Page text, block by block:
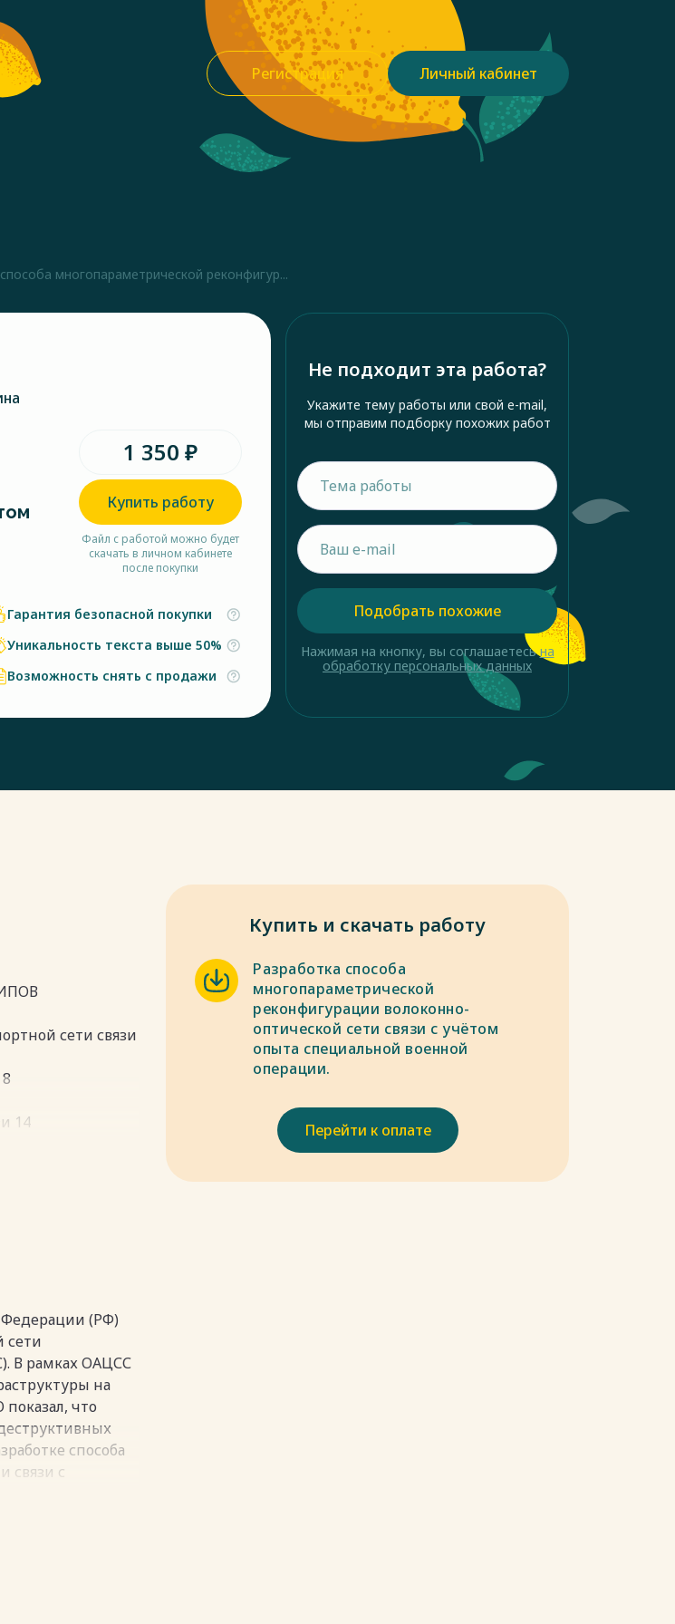
Регистрация Личный кабинет
многопараметрической реконфигур...
1 350 ₽
Купить работу
Файл с работой можно будет
скачать в личном кабинете
после покупки
Гарантия безопасной покупки
Уникальность текста выше 50%
Возможность снять с продажи
Не подходит эта работа?
Укажите тему работы или свой e-mail,
мы отправим подборку похожих работ
Подобрать похожие
Нажимая на кнопку, вы соглашаетесьна
обработку персональных данных
сети связи
14
ПАРАМЕТРОВ
Федерации (РФ)
сети
В рамках ОАЦСС
на
что
способа
связи с
Купить и скачать работу
Разработка способа
многопараметрической
реконфигурации волоконно-
оптической сети связи с учётом
опыта специальной военной
операции.
Перейти к оплате